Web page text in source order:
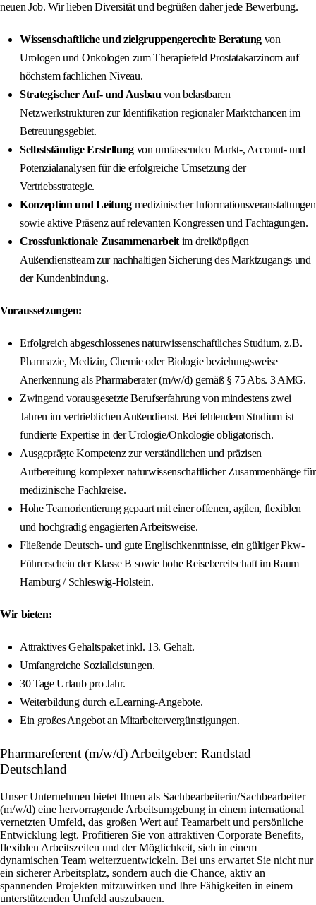
neuen Job. Wir lieben Diversität und begrüßen daher jede Bewerbung.
Wissenschaftliche und zielgruppengerechte Beratung von
Urologen und Onkologen zum Therapiefeld Prostatakarzinom auf
höchstem fachlichen Niveau.
Strategischer Auf- und Ausbau von belastbaren
Netzwerkstrukturen zur Identifikation regionaler Marktchancen im
Betreuungsgebiet.
Selbstständige Erstellung von umfassenden Markt-, Account- und
Potenzialanalysen für die erfolgreiche Umsetzung der
Vertriebsstrategie.
Konzeption und Leitungmedizinischer Informationsveranstaltungen
sowie aktive Präsenz auf relevanten Kongressen und Fachtagungen.
Crossfunktionale Zusammenarbeit im dreiköpfigen
Außendienstteam zur nachhaltigen Sicherung des Marktzugangs und
der Kundenbindung.
Voraussetzungen:
Erfolgreich abgeschlossenes naturwissenschaftliches Studium, z.B.
Pharmazie, Medizin, Chemie oder Biologie beziehungsweise
Anerkennung als Pharmaberater (m/w/d) gemäß § 75 Abs. 3 AMG.
Zwingend vorausgesetzte Berufserfahrung von mindestens zwei
Jahren im vertrieblichen Außendienst. Bei fehlendem Studium ist
fundierte Expertise in der Urologie/Onkologie obligatorisch.
Ausgeprägte Kompetenz zur verständlichen und präzisen
Aufbereitung komplexer naturwissenschaftlicher Zusammenhänge für
medizinische Fachkreise.
Hohe Teamorientierung gepaart mit einer offenen, agilen, flexiblen
und hochgradig engagierten Arbeitsweise.
Fließende Deutsch- und gute Englischkenntnisse, ein gültiger Pkw-
Führerschein der Klasse B sowie hohe Reisebereitschaft im Raum
Hamburg / Schleswig-Holstein.
Wir bieten:
Attraktives Gehaltspaket inkl. 13. Gehalt.
Umfangreiche Sozialleistungen.
30 Tage Urlaub pro Jahr.
Weiterbildung durch e.Learning-Angebote.
Ein großes Angebot an Mitarbeitervergünstigungen.
Pharmareferent (m/w/d) Arbeitgeber: Randstad
Deutschland
Unser Unternehmen bietet Ihnen als Sachbearbeiterin/Sachbearbeiter
(m/w/d) eine hervorragende Arbeitsumgebung in einem international
vernetzten Umfeld, das großen Wert auf Teamarbeit und persönliche
Entwicklung legt. Profitieren Sie von attraktiven Corporate Benefits,
flexiblen Arbeitszeiten und der Möglichkeit, sich in einem
dynamischen Team weiterzuentwickeln. Bei uns erwartet Sie nicht nur
ein sicherer Arbeitsplatz, sondern auch die Chance, aktiv an
spannenden Projekten mitzuwirken und Ihre Fähigkeiten in einem
unterstützenden Umfeld auszubauen.